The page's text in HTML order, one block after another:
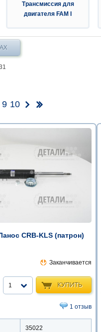
Трансмиссия для
двигателя FAM I
9 10
CRB-KLS (патрон)
Заканчивается
КУПИТЬ
1
1 отзыв
35022